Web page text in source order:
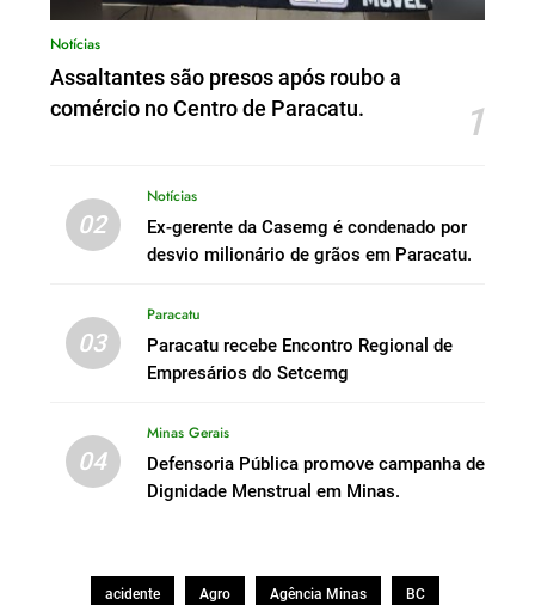
Notícias
Assaltantes são presos após roubo a
comércio no Centro de Paracatu.
1
02
Notícias
Ex-gerente da Casemg é condenado por
desvio milionário de grãos em Paracatu.
03
Paracatu
Paracatu recebe Encontro Regional de
Empresários do Setcemg
04
Minas Gerais
Defensoria Pública promove campanha de
Dignidade Menstrual em Minas.
acidente Agro Agência Minas BC